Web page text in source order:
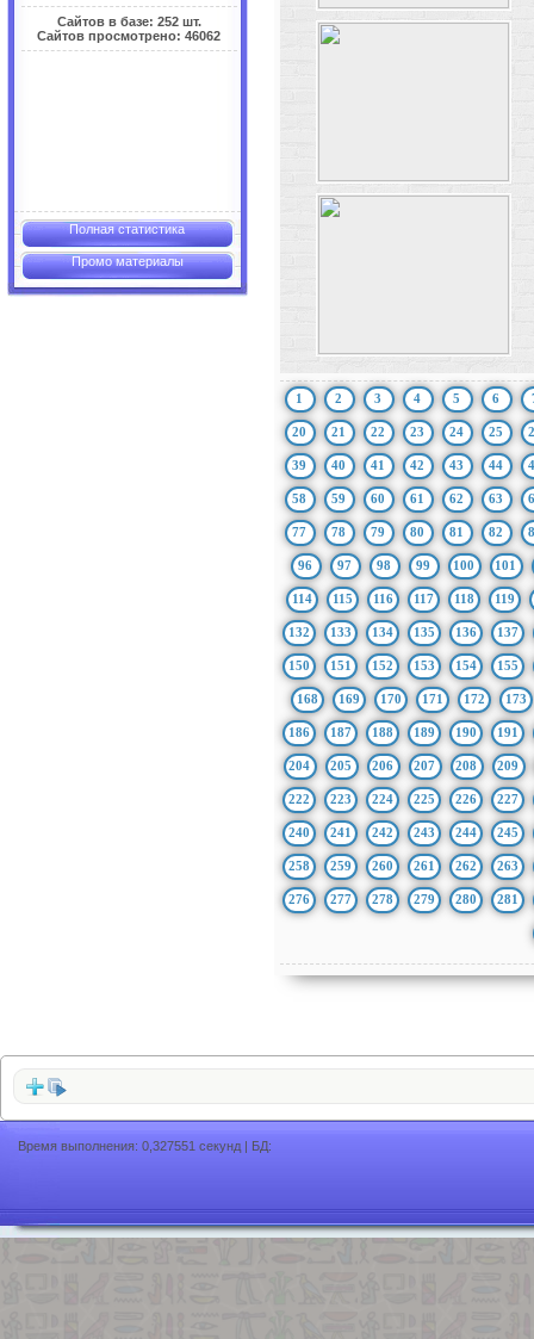
Сайтов в базе: 252 шт.
Сайтов просмотрено: 46062
Полная статистика
Промо материалы
1 2 3 4 5 6
20 21 22 23 24 25
39 40 41 42 43 44
58 59 60 61 62 63
77 78 79 80 81 82
96 97 98 99 100 101
114 115 116 117 118 119
132 133 134 135 136 137
150 151 152 153 154 155
168 169 170 171 172 173
186 187 188 189 190 191
204 205 206 207 208 209
222 223 224 225 226 227
240 241 242 243 244 245
258 259 260 261 262 263
276 277 278 279 280 281
Время выполнения: 0,327551 секунд | БД: